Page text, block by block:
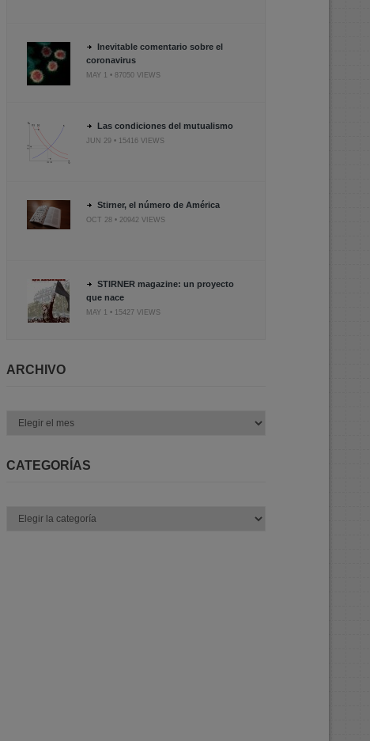
Inevitable comentario sobre el
coronavirus
MAY 1 • 87050 VIEWS
Las condiciones del mutualismo
JUN 29 • 15416 VIEWS
Stirner, el número de América
OCT 28 • 20942 VIEWS
STIRNER magazine: un proyecto
que nace
MAY 1 • 15427 VIEWS
ARCHIVO
CATEGORÍAS